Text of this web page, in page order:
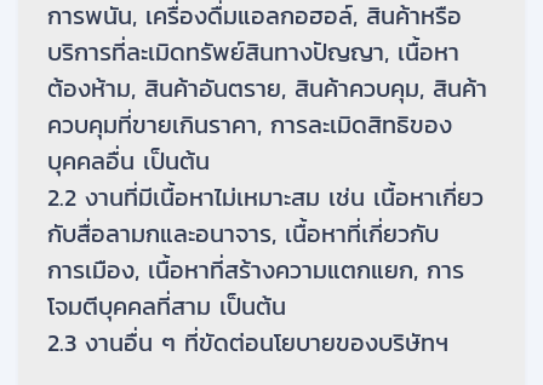
การพนัน, เครื่องดื่มแอลกอฮอล์, สินค้าหรือ
บริการที่ละเมิดทรัพย์สินทางปัญญา, เนื้อหา
ต้องห้าม, สินค้าอันตราย, สินค้าควบคุม, สินค้า
ควบคุมที่ขายเกินราคา, การละเมิดสิทธิของ
บุคคลอื่น เป็นต้น
2.2 งานที่มีเนื้อหาไม่เหมาะสม เช่น เนื้อหาเกี่ยว
กับสื่อลามกและอนาจาร, เนื้อหาที่เกี่ยวกับ
การเมือง, เนื้อหาที่สร้างความแตกแยก, การ
โจมตีบุคคลที่สาม เป็นต้น
2.3 งานอื่น ๆ ที่ขัดต่อนโยบายของบริษัทฯ